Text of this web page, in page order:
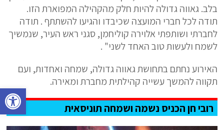
פתח סרגל נגישות
בלב. גאווה גדולה להיות חלק מהקהילה המפוארת הזו.
תודה לכל חברי המועצה שכיבדו והגיעו להשתתף . תודה
לחברתי ושותפתי אלוירה קוליחמן, סגני ראש העיר, שנמשיך
לשמח ולעשות טוב האחד לשני" .
האירוע נחתם בתחושת גאווה גדולה, שמחה ואחדות, ועם
תקווה להמשך עשייה קהילתית מחברת ומאירה.
רובי חן הכניס נשמה ושמחה תוניסאית